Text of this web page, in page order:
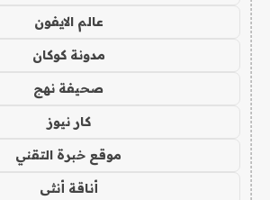
عالم الايفون
مدونة كوكان
صحيفة نهج
كار نيوز
موقع خبرة التقني
أناقة أنثى